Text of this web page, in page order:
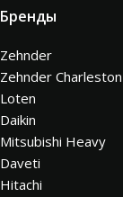
Бренды
Zehnder
Zehnder Charleston
Loten
Daikin
Mitsubishi Heavy
Daveti
Hitachi